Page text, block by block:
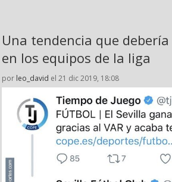
Una tendencia que
en los equipos de la liga
por leo_david el 21 dic 2019, 18:08